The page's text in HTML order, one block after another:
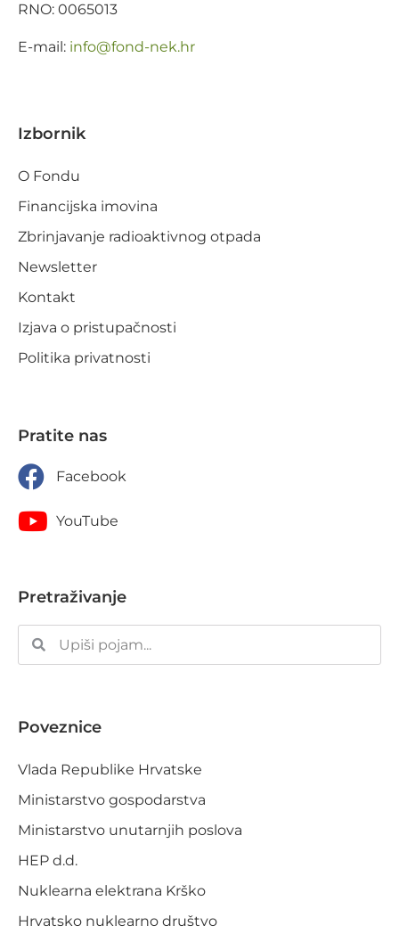
RNO: 0065013
E-mail: rh.ken-dnof
@ofni
Izbornik
O Fondu
Financijska imovina
Zbrinjavanje radioaktivnog otpada
Newsletter
Kontakt
Izjava o pristupačnosti
Politika privatnosti
Pratite nas
Facebook
YouTube
Pretraživanje
Poveznice
Vlada Republike Hrvatske
Ministarstvo gospodarstva
Ministarstvo unutarnjih poslova
HEP d.d.
Nuklearna elektrana Krško
Hrvatsko nuklearno društvo